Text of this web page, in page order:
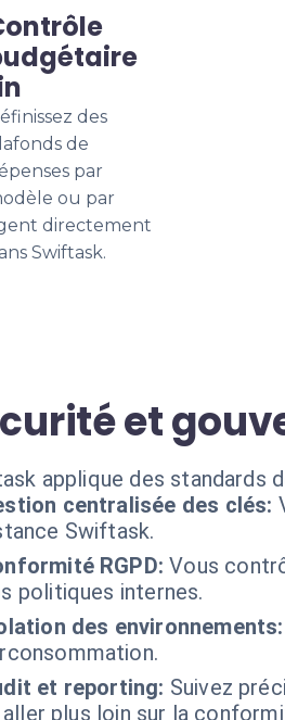
des
de
par
ou par
directement
Swiftask.
et
applique des standards
centralisée des clés:
Swiftask.
RGPD: Vous
politiques internes.
des environnements:
et reporting: Suivez
aller plus loin sur la